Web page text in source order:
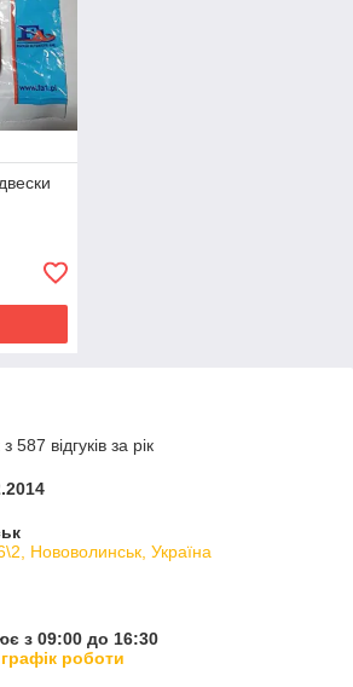
587 відгуків за рік
Нововолинськ, Україна
з 09:00 до 16:30
роботи